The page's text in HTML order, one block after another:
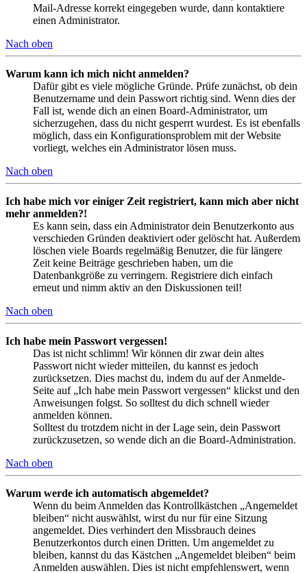
Mail-Adresse korrekt eingegeben wurde, dann kontaktiere
einen Administrator.
Nach oben
Warum kann ich mich nicht anmelden?
Dafür gibt es viele mögliche Gründe. Prüfe zunächst, ob dein
Benutzername und dein Passwort richtig sind. Wenn dies der
Fall ist, wende dich an einen Board-Administrator, um
sicherzugehen, dass du nicht gesperrt wurdest. Es ist ebenfalls
möglich, dass ein Konfigurationsproblem mit der Website
vorliegt, welches ein Administrator lösen muss.
Nach oben
Ich habe mich vor einiger Zeit registriert, kann mich aber nicht
mehr anmelden?!
Es kann sein, dass ein Administrator dein Benutzerkonto aus
verschieden Gründen deaktiviert oder gelöscht hat. Außerdem
löschen viele Boards regelmäßig Benutzer, die für längere
Zeit keine Beiträge geschrieben haben, um die
Datenbankgröße zu verringern. Registriere dich einfach
erneut und nimm aktiv an den Diskussionen teil!
Nach oben
Ich habe mein Passwort vergessen!
Das ist nicht schlimm! Wir können dir zwar dein altes
Passwort nicht wieder mitteilen, du kannst es jedoch
zurücksetzen. Dies machst du, indem du auf der Anmelde-
Seite auf „Ich habe mein Passwort vergessen“ klickst und den
Anweisungen folgst. So solltest du dich schnell wieder
anmelden können.
Solltest du trotzdem nicht in der Lage sein, dein Passwort
zurückzusetzen, so wende dich an die Board-Administration.
Nach oben
Warum werde ich automatisch abgemeldet?
Wenn du beim Anmelden das Kontrollkästchen „Angemeldet
bleiben“ nicht auswählst, wirst du nur für eine Sitzung
angemeldet. Dies verhindert den Missbrauch deines
Benutzerkontos durch einen Dritten. Um angemeldet zu
bleiben, kannst du das Kästchen „Angemeldet bleiben“ beim
Anmelden auswählen. Dies ist nicht empfehlenswert, wenn